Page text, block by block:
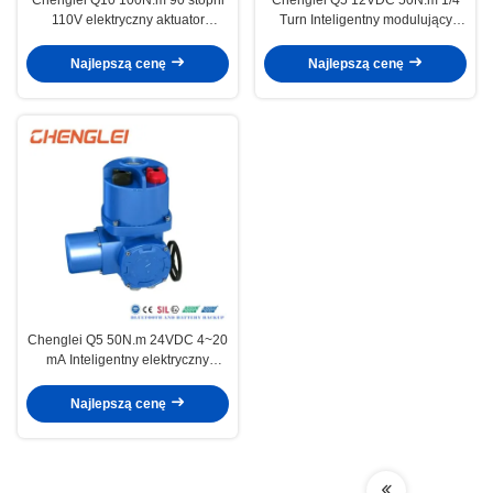
110V elektryczny aktuator
podłączeniem flans
Najlepszą cenę
Turn Inteligentny modulujący
dla zaworu/zamutownika/HVAC
Najlepszą cenę
Chenglei Q5 50N.m 24VDC 4~20
mA Inteligentny elektryczny
skrętem i połączeniem flans
Najlepszą cenę